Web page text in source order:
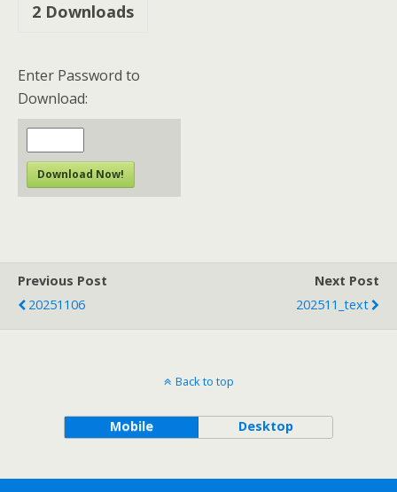
2 Downloads
Enter Password to
Download:
Download Now!
Previous Post
20251106
Next Post
202511_text
Back to top
Mobile Desktop